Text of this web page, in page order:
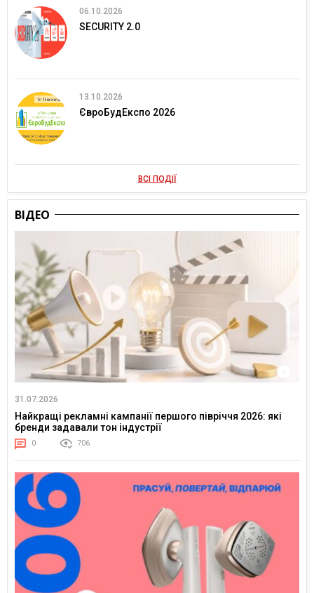
06.10.2026
SECURITY 2.0
13.10.2026
ЄвроБудЕкспо 2026
ВСІ ПОДІЇ
ВІДЕО
31.07.2026
Найкращі рекламні кампанії першого півріччя 2026: які
бренди задавали тон індустрії
0 706